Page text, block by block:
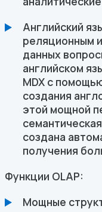
Английский
реляционным
данных
английском
MDX с
создания
этой мощной
создана
получения
Функции OLAP:
Мощные